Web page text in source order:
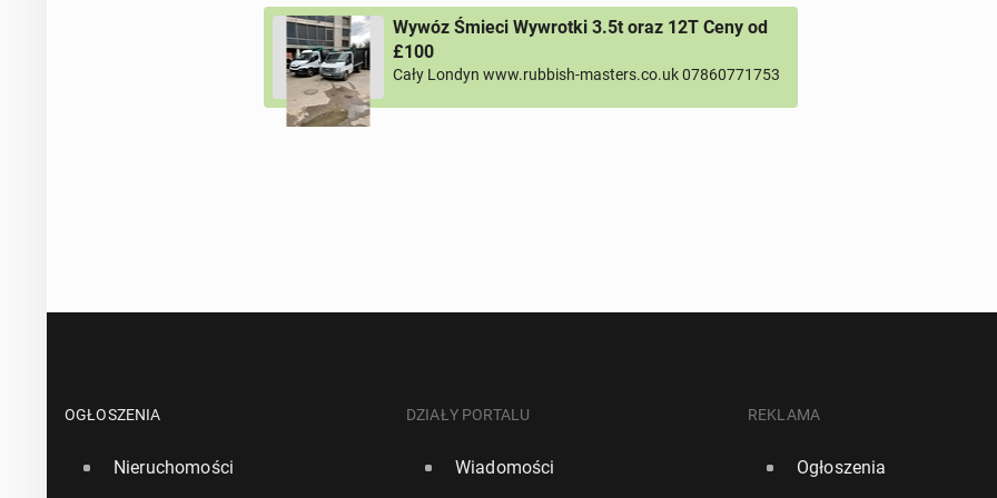
Wywóz Śmieci Wywrotki 3.5t oraz 12T Ceny od
£100
Cały Londyn www.rubbish-masters.co.uk 07860771753
OGŁOSZENIA
Nieruchomości
DZIAŁY PORTALU
Wiadomości
REKLAMA
Ogłoszenia